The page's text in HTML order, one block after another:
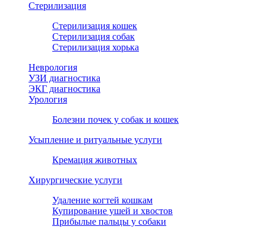
Стерилизация
Стерилизация кошек
Стерилизация собак
Стерилизация хорька
Неврология
УЗИ диагностика
ЭКГ диагностика
Урология
Болезни почек у собак и кошек
Усыпление и ритуальные услуги
Кремация животных
Хирургические услуги
Удаление когтей кошкам
Купирование ушей и хвостов
Прибылые пальцы у собаки